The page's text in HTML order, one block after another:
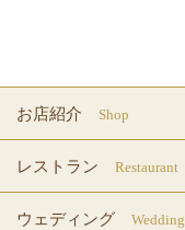
お店紹介 Shop
レストラン Restaurant
ウェディング Wedding